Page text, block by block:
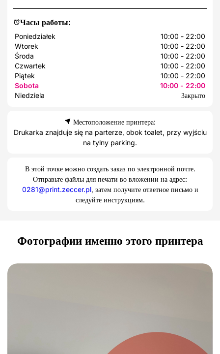
Часы работы:
Poniedziałek
10:00 - 22:00
Wtorek
10:00 - 22:00
Środa
10:00 - 22:00
Czwartek
10:00 - 22:00
Piątek
10:00 - 22:00
Sobota
10:00 - 22:00
Niedziela
Закрыто
Местоположение принтера:
Drukarka znajduje się na parterze, obok toalet, przy wyjściu
na tylny parking.
В этой точке можно создать заказ по электронной почте.
Отправьте файлы для печати во вложении на адрес:
0281@print.zeccer.pl, затем получите ответное письмо и
следуйте инструкциям.
Фотографии именно этого принтера